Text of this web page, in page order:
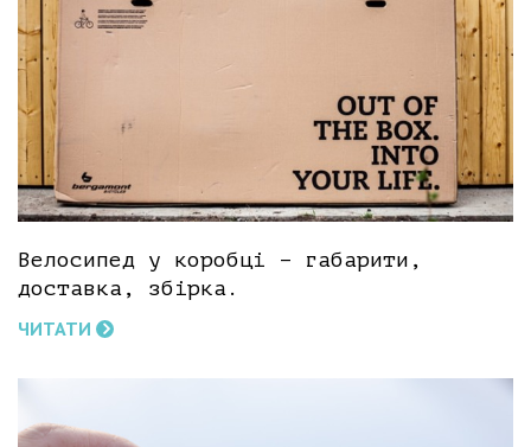
Велосипед у коробці – габарити,
доставка, збірка.
ЧИТАТИ